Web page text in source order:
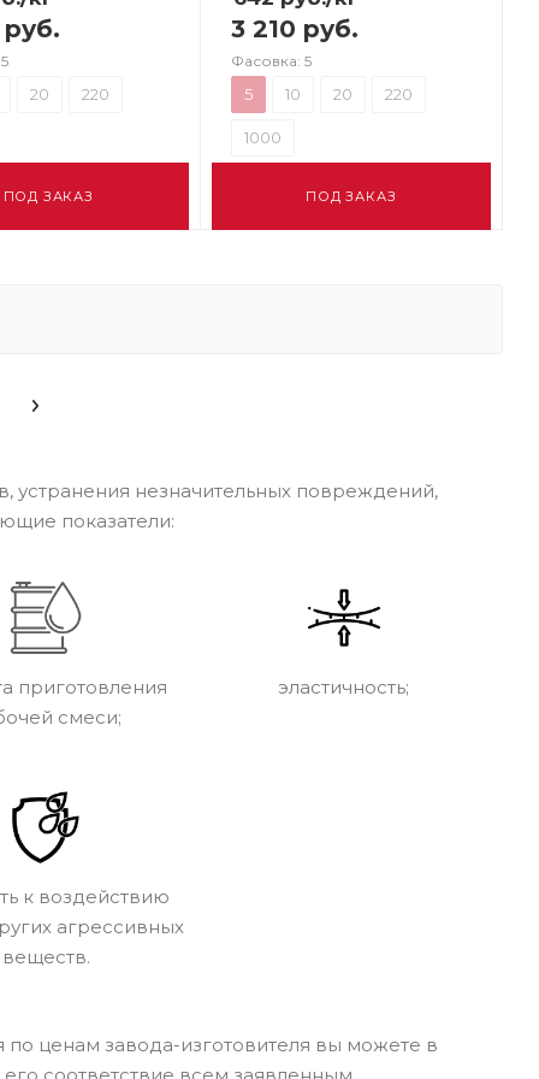
20 220
ПОД ЗАКАЗ
3 210 руб.
Фасовка: 5
5 10 20 220
1000
ПОД ЗАКАЗ
незначительных повреждений,
показатели:
приготовления
смеси;
эластичность;
к воздействию
агрессивных
веществ.
ценам завода-изготовителя вы можете в